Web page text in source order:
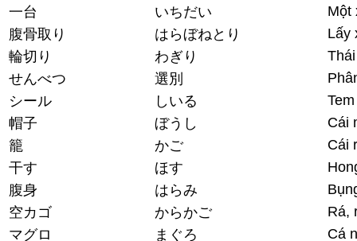
一台
いちだい
Một
腹骨取り
はらぼねとり
Lấy
輪切り
わぎり
せんべつ
選別
シール
しいる
Tem
帽子
ぼうし
Cái
籠
かご
Cái
干す
ほす
腹身
はらみ
空カゴ
からかご
Rá,
マグロ
まぐろ
Cá